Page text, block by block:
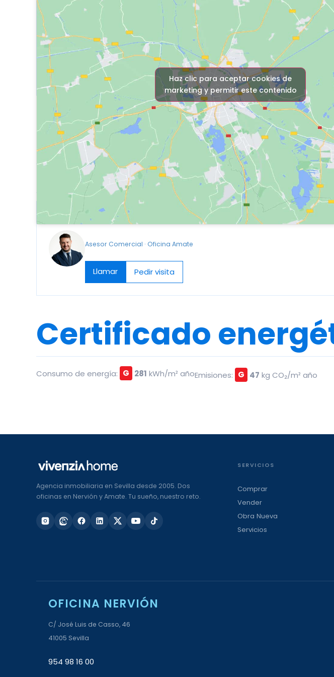
Haz clic para aceptar cookies de
marketing y permitir este contenido
Tu agente para
vivienda
Jose Mª Subirá
Asesor Comercial · Oficina Amate
Llamar Pedir visita
Certificado
Consumo de energía: G 281 kWh/m² añoEmisiones: G 47 kg CO₂/m² año
Agencia inmobiliaria en Sevilla desde 2005. Dos
oficinas en Nervión y Amate. Tu sueño, nuestro reto.
SERVICIOS
Comprar
Vender
Obra Nueva
Servicios
OFICINA NERVIÓN
C/ José Luis de Casso, 46
41005 Sevilla
954 98 16 00